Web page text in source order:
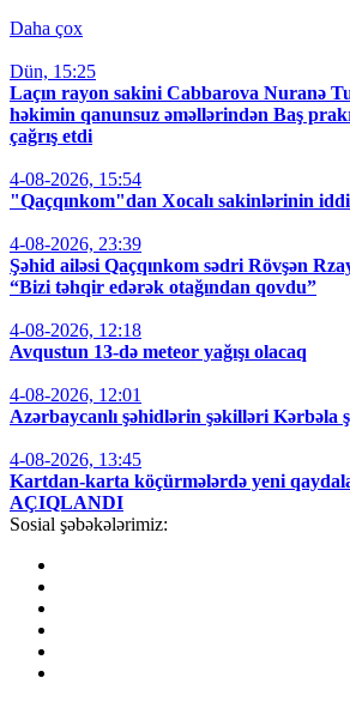
Daha çox
Dün, 15:25
Laçın rayon sakini Cabbarova Nuranə
həkimin qanunsuz əməllərindən Baş
çağrış etdi
4-08-2026, 15:54
"Qaçqınkom"dan Xocalı sakinlərinin
4-08-2026, 23:39
Şəhid ailəsi Qaçqınkom sədri Rövşən
“Bizi təhqir edərək otağından qovdu”
4-08-2026, 12:18
Avqustun 13-də meteor yağışı olacaq
4-08-2026, 12:01
Azərbaycanlı şəhidlərin şəkilləri Kərbəla
4-08-2026, 13:45
Kartdan-karta köçürmələrdə yeni
AÇIQLANDI
Sosial şəbəkələrimiz: